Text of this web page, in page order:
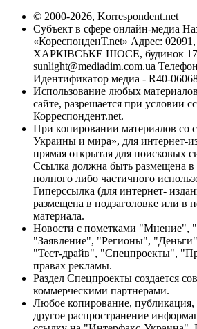
© 2000-2026, Korrespondent.net
Субъект в сфере онлайн-медиа
«КореспонденТ.net» Адрес: 02091,
ХАРКІВСЬКЕ ШОСЕ, будинок
sunlight@mediadim.com.ua
Идентификатор медиа - R40-
Использование любых
сайте, разрешается при условии
Корреспондент.net.
При копировании материалов со
Украины и мира», для интернет-
прямая открытая для поисковых
Ссылка должна быть размещена в
полного либо частичного
Гиперссылка (для интернет-
размещена в подзаголовке или в
материала.
Новости с пометками "Мнение",
"Заявление", "Регионы",
"Тест-драйв", "Спецпроекты",
правах рекламы.
Раздел Спецпроекты создается
коммерческими партнерами.
Любое копирование, публикация,
другое распространение